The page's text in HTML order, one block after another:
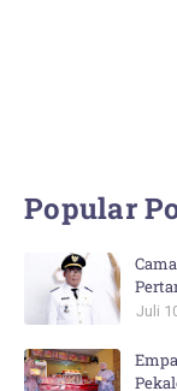
Popular
Juli